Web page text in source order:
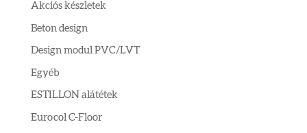
Akciós készletek
Beton design
Design modul PVC/LVT
Egyéb
ESTILLON alátétek
Eurocol C-Floor